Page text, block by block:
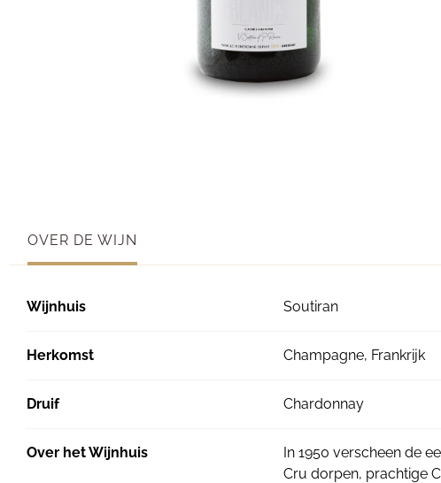
OVER DE WIJN
Wijnhuis Soutiran
Herkomst Champagne, Frankrijk
Druif Chardonnay
Over het Wijnhuis
In 1950 verscheen de
Cru dorpen, prachtige